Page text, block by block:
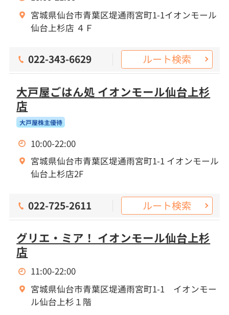
宮城県仙台市青葉区堤通雨宮町1-1イオンモール
仙台上杉店 ４Ｆ
022-343-6629 ルート検索
大戸屋ごはん処 イオンモール仙台上杉
店
大戸屋株主優待
10:00-22:00
宮城県仙台市青葉区堤通雨宮町1-1 イオンモール
仙台上杉店2F
022-725-2611 ルート検索
グリエ・ミア！ イオンモール仙台上杉
店
11:00-22:00
宮城県仙台市青葉区堤通雨宮町1-1 イオンモー
ル仙台上杉１階